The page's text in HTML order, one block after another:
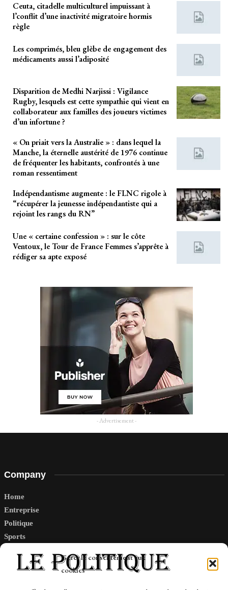
Gérer le consentement aux
cookies
Ceuta, citadelle multiculturel impuissant à
l’conflit d’une inactivité migratoire hormis
règle
Les comprimés, bleu glèbe de engagement des
médicaments aussi l’adiposité
Disparition de Medhi Narjissi : Vigilance
Rugby, lesquels est cette sympathie qui vient en
collaborateur aux familles des joueurs victimes
d’un infortune ?
« On priait vers la Australie » : dans lequel la
Manche, la éternelle austérité de 1976 continue
de fréquenter les habitants, confrontés à une
roman ressentiment
Indépendantisme augmente : le FLNC rigole à
“récupérer la jeunesse indépendantiste qui a
rejoint les rangs du RN”
Une « certaine confession » : sur le côte
Ventoux, le Tour de France Femmes s’apprête à
rédiger sa apte exposé
- Advertisement -
Company
Home
Entreprise
Politique
Sports